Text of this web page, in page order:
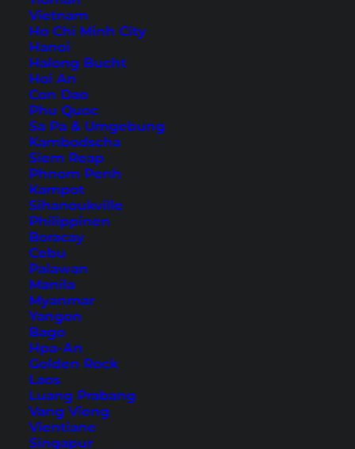
Vietnam
Ho Chi Minh City
Hanoi
Halong Bucht
Hoi An
Con Dao
Phu Quoc
Sa Pa & Umgebung
Kambodscha
Siem Reap
Phnom Penh
Kampot
Sihanoukville
Philippinen
Boracay
Cebu
Palawan
Manila
Myanmar
Yangon
Bago
Hpa-An
Golden Rock
Laos
Luang Prabang
Vang Vieng
Vientiane
Singapur
Tickets
Aussicht auf den Ang Thong Nationalpark von Koh Wua Ta Lap
Je nachdem von welcher Insel du startest, sieht
die Tour natürlich etwas anders aus. 2012 haben
wir den Nationalpark das erste Mal von Koh
Samui aus besucht, hier findest du einen
Thong Erfahrungsbericht
dir welche Orte wir beim zweiten Mal
Phangan ausbesucht haben.